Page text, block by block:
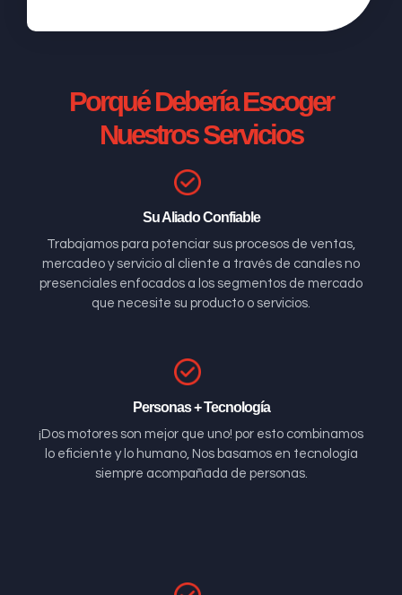
Porqué Debería Escoger
Nuestros Servicios
Su Aliado Confiable
Trabajamos para potenciar sus procesos de ventas,
mercadeo y servicio al cliente a través de canales no
presenciales enfocados a los segmentos de mercado
que necesite su producto o servicios.
Personas + Tecnología
¡Dos motores son mejor que uno! por esto combinamos
lo eficiente y lo humano, Nos basamos en tecnología
siempre acompañada de personas.